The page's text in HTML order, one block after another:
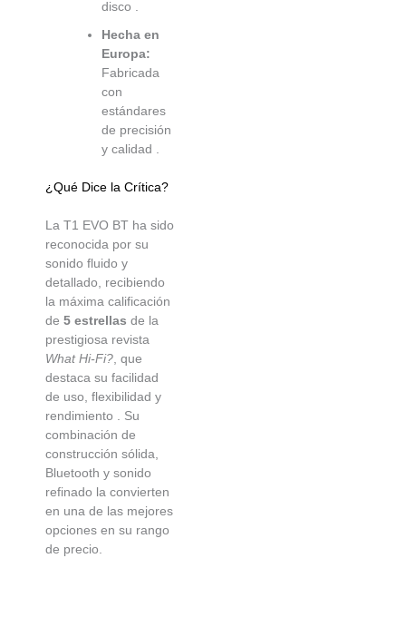
disco .
Hecha en
Europa:
Fabricada
con
estándares
de precisión
y calidad .
¿Qué Dice la Crítica?
La T1 EVO BT ha sido
reconocida por su
sonido fluido y
detallado, recibiendo
la máxima calificación
de 5 estrellas de la
prestigiosa revista
What Hi-Fi?, que
destaca su facilidad
de uso, flexibilidad y
rendimiento . Su
combinación de
construcción sólida,
Bluetooth y sonido
refinado la convierten
en una de las mejores
opciones en su rango
de precio.